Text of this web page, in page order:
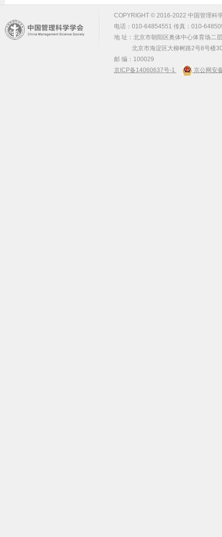
COPYRIGHT © 2016-2022 中国管理科
电话：010-64854551 传真：010-
地 址：北京市朝阳区奥体中心体育场二
北京市海淀区大柳树路2号8号楼
邮 编：100029
京ICP备14060637号-1
京公网安